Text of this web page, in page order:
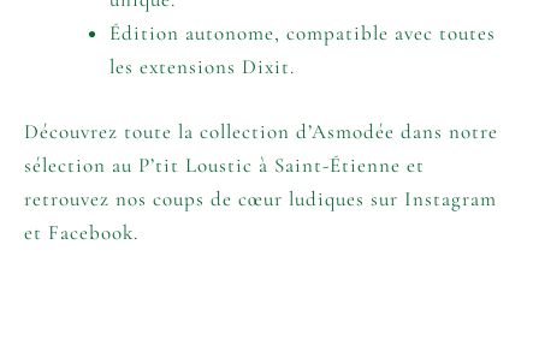
Édition autonome, compatible avec toutes
les extensions Dixit.
Découvrez toute la collection d’Asmodée dans notre
sélection au P’tit Loustic à Saint-Étienne et
retrouvez nos coups de cœur ludiques sur Instagram
et Facebook.